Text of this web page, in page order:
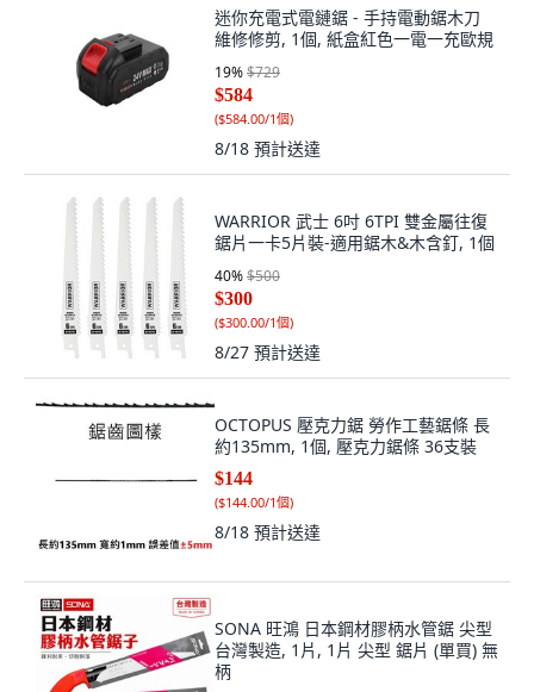
迷你充電式電鏈鋸 - 手持電動鋸木刀
維修修剪, 1個, 紙盒紅色一電一充歐規
19%$729
$584
($584.00/1個)
8/18 預計送達
WARRIOR 武士 6吋 6TPI 雙金屬往復
鋸片一卡5片裝-適用鋸木&木含釘, 1個
40%$500
$300
($300.00/1個)
8/27 預計送達
OCTOPUS 壓克力鋸 勞作工藝鋸條 長
約135mm, 1個, 壓克力鋸條 36支裝
$144
($144.00/1個)
8/18 預計送達
SONA 旺鴻 日本鋼材膠柄水管鋸 尖型
台灣製造, 1片, 1片 尖型 鋸片 (單買) 無
柄